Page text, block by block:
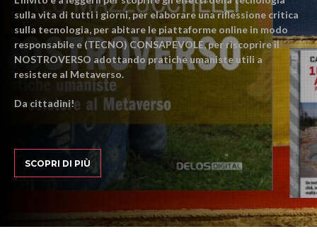
sulla vita di tutti i giorni, per elaborare una riflessione critica
sulla tecnologia, per abitare le piattaforme online in modo
responsabile e (TECNO) CONSAPEVOLE, per riscoprire il
NOSTROVERSO adottando pratiche umaniste utili a
resistere al Metaverso.
Da cittadini!
SCOPRI DI PIÙ